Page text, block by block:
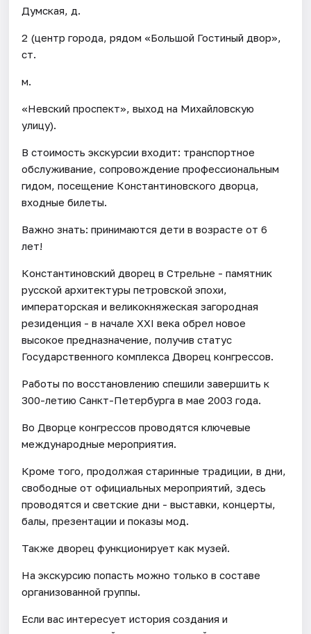
Думская, д.
2 (центр города, рядом «Большой Гостиный двор»,
ст.
м.
«Невский проспект», выход на Михайловскую
улицу).
В стоимость экскурсии входит: транспортное
обслуживание, сопровождение профессиональным
гидом, посещение Константиновского дворца,
входные билеты.
Важно знать: принимаются дети в возрасте от 6
лет!
Константиновский дворец в Стрельне - памятник
русской архитектуры петровской эпохи,
императорская и великокняжеская загородная
резиденция - в начале XXI века обрел новое
высокое предназначение, получив статус
Государственного комплекса Дворец конгрессов.
Работы по восстановлению спешили завершить к
300-летию Санкт-Петербурга в мае 2003 года.
Во Дворце конгрессов проводятся ключевые
международные мероприятия.
Кроме того, продолжая старинные традиции, в дни,
свободные от официальных мероприятий, здесь
проводятся и светские дни - выставки, концерты,
балы, презентации и показы мод.
Также дворец функционирует как музей.
На экскурсию попасть можно только в составе
организованной группы.
Если вас интересует история создания и